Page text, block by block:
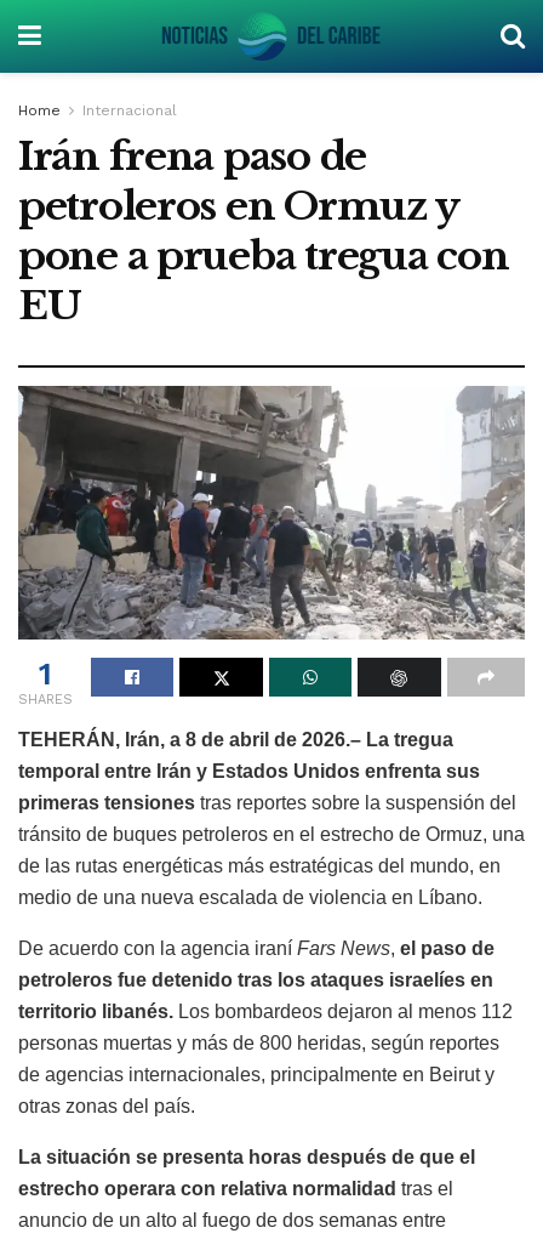
Home Internacional
Irán frena paso de
petroleros en Ormuz y
pone a prueba tregua con
EU
1
SHARES
TEHERÁN, Irán, a 8 de abril de 2026.– La tregua
temporal entre Irán y Estados Unidos enfrenta sus
primeras tensiones tras reportes sobre la suspensión del
tránsito de buques petroleros en el estrecho de Ormuz, una
de las rutas energéticas más estratégicas del mundo, en
medio de una nueva escalada de violencia en Líbano.
De acuerdo con la agencia iraní Fars News, el paso de
petroleros fue detenido tras los ataques israelíes en
territorio libanés. Los bombardeos dejaron al menos 112
personas muertas y más de 800 heridas, según reportes
de agencias internacionales, principalmente en Beirut y
otras zonas del país.
La situación se presenta horas después de que el
estrecho operara con relativa normalidad tras el
anuncio de un alto al fuego de dos semanas entre